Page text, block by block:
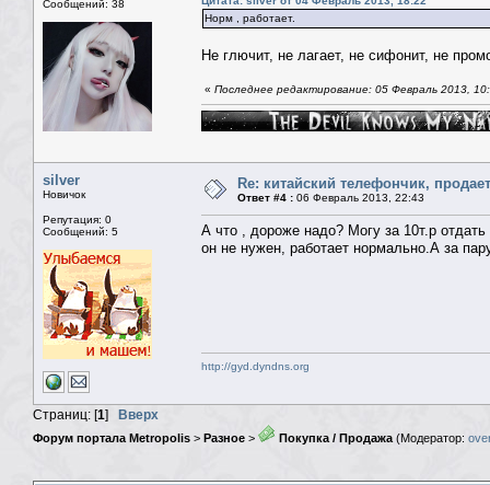
Сообщений: 38
Норм , работает.
Не глючит, не лагает, не сифонит, не
« Последнее редактирование: 05 Февраль 2013,
silver
Новичок
Репутация: 0
Сообщений: 5
Re: китайский телефончик,
Ответ #4 : 06 Февраль 2013, 22:43
А что , дороже надо? Могу за 10т.р
он не нужен, работает нормально.А за
http://gyd.dyndns.org
Страниц: [1] Вверх
Форум портала Metropolis > Разное > Покупка / Продажа (Модератор: